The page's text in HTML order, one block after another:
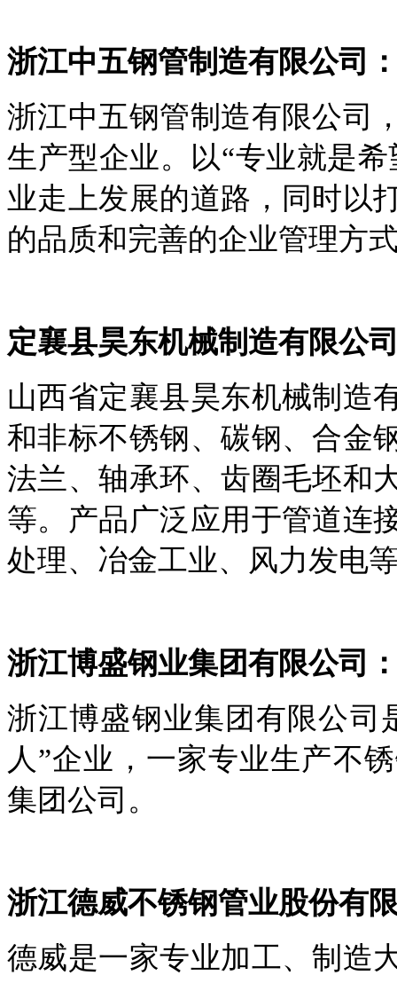
浙江中五钢管制造有限公司
浙江中五钢管制造有限公司
生产型企业。以“专业就是
业走上发展的道路，同时以
的品质和完善的企业管理方
定襄县昊东机械制造有限公
山西省定襄县昊东机械制造
和非标不锈钢、碳钢、合金
法兰、轴承环、齿圈毛坯和
等。产品广泛应用于管道连
处理、冶金工业、风力发电
浙江博盛钢业集团有限公司
浙江博盛钢业集团有限公司
人”企业，一家专业生产不
集团公司。
浙江德威不锈钢管业股份有
德威是一家专业加工、制造